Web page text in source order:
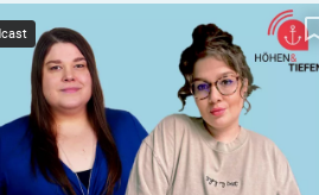
Anker-Podcast – „Höhen & Tiefen“:
Adipositas durchs Gesundheitssystem
– im Gespräch mit Kathy und